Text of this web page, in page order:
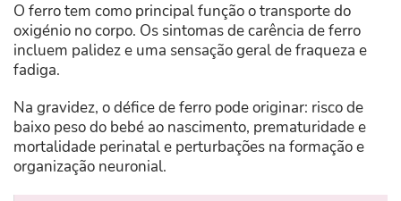
O ferro tem como principal função o transporte do
oxigénio no corpo. Os sintomas de carência de ferro
incluem palidez e uma sensação geral de fraqueza e
fadiga.
Na gravidez, o défice de ferro pode originar: risco de
baixo peso do bebé ao nascimento, prematuridade e
mortalidade perinatal e perturbações na formação e
organização neuronial.